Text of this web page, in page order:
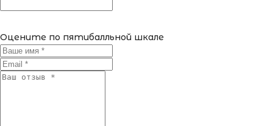
Оцените по пятибалльной шкале